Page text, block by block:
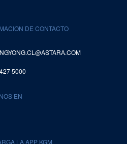
DE CONTACTO
5000
EN
LA APP KGM